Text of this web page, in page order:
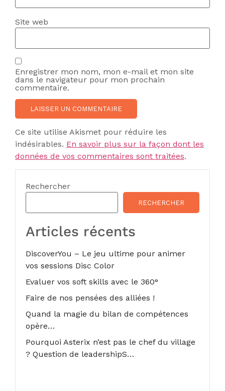
Site web
Enregistrer mon nom, mon e-mail et mon site
dans le navigateur pour mon prochain
commentaire.
Ce site utilise Akismet pour réduire les
indésirables. En savoir plus sur la façon dont les
données de vos commentaires sont traitées.
Rechercher
RECHERCHER
Articles récents
DiscoverYou – Le jeu ultime pour animer
vos sessions Disc Color
Evaluer vos soft skills avec le 360°
Faire de nos pensées des alliées !
Quand la magie du bilan de compétences
opère…
Pourquoi Asterix n’est pas le chef du village
? Question de leadershipS…